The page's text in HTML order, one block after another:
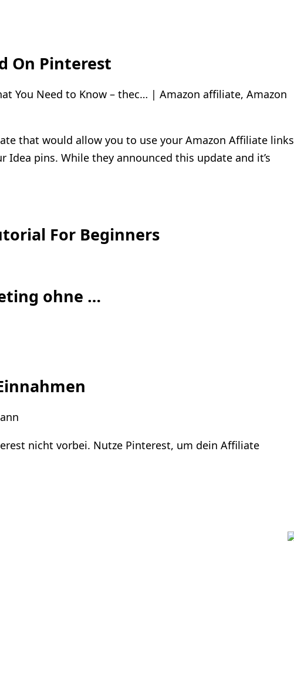
On Pinterest
You Need to Know – thec… | Amazon affiliate, Amazon
that would allow you to use your Amazon Affiliate links
pins. While they announced this update and it’s
For Beginners
ohne …
nicht vorbei. Nutze Pinterest, um dein Affiliate